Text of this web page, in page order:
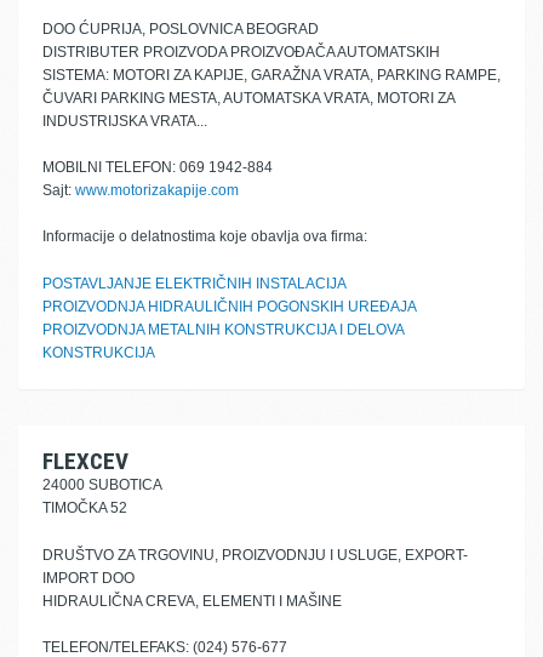
DOO ĆUPRIJA, POSLOVNICA BEOGRAD
DISTRIBUTER PROIZVODA PROIZVOĐAČA AUTOMATSKIH
SISTEMA: MOTORI ZA KAPIJE, GARAŽNA VRATA, PARKING RAMPE,
ČUVARI PARKING MESTA, AUTOMATSKA VRATA, MOTORI ZA
INDUSTRIJSKA VRATA...
MOBILNI TELEFON: 069 1942-884
Sajt: www.motorizakapije.com
Informacije o delatnostima koje obavlja ova firma:
POSTAVLJANJE ELEKTRIČNIH INSTALACIJA
PROIZVODNJA HIDRAULIČNIH POGONSKIH UREĐAJA
PROIZVODNJA METALNIH KONSTRUKCIJA I DELOVA
KONSTRUKCIJA
FLEXCEV
24000 SUBOTICA
TIMOČKA 52
DRUŠTVO ZA TRGOVINU, PROIZVODNJU I USLUGE, EXPORT-
IMPORT DOO
HIDRAULIČNA CREVA, ELEMENTI I MAŠINE
TELEFON/TELEFAKS: (024) 576-677